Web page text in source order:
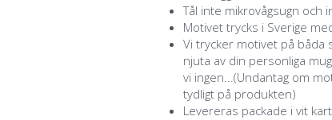
Tål inte mikrovågsugn och
Motivet trycks i Sverige
Vi trycker motivet på båda
njuta av din personliga
vi ingen...(Undantag om
tydligt på produkten)
Levereras packade i vit